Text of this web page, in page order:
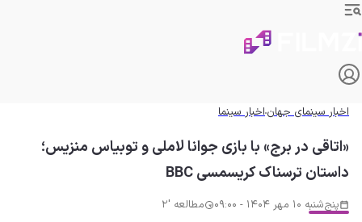
اخبار سینمای جهاناخبار سینما
«اتاقی در برج» با بازی جوانا لاملی و توبیاس منزیس؛
داستان ترسناک کریسمسی BBC
پنج‌شنبه 10 مهر 1404 - 09:00 مطالعه '2